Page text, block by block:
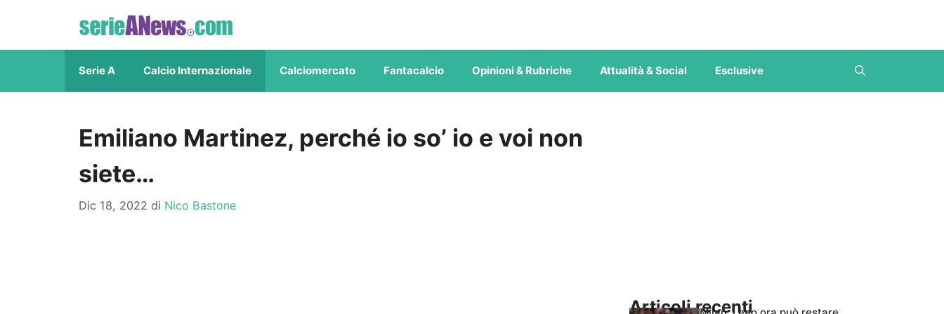
contenuto
Serie A Calcio Internazionale Calciomercato Fantacalcio Opinioni & Rubriche Attualità & Social Esclusive
Emiliano Martinez, perché io so’ io e voi non
siete…
Dic 18, 2022 di Nico Bastone
Articoli recenti